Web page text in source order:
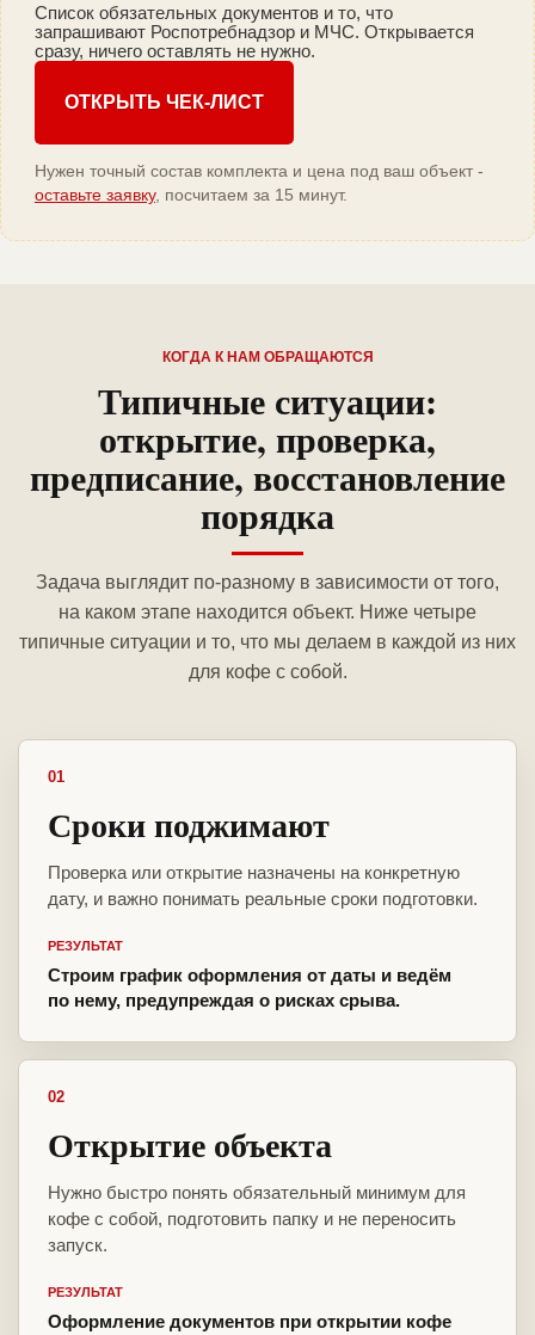
Список обязательных документов и то, что
запрашивают Роспотребнадзор и МЧС. Открывается
сразу, ничего оставлять не нужно.
ОТКРЫТЬ ЧЕК-ЛИСТ
Нужен точный состав комплекта и цена под ваш объект -
оставьте заявку, посчитаем за 15 минут.
КОГДА К НАМ ОБРАЩАЮТСЯ
Типичные ситуации:
открытие, проверка,
предписание, восстановление
порядка
Задача выглядит по-разному в зависимости от того,
на каком этапе находится объект. Ниже четыре
типичные ситуации и то, что мы делаем в каждой из них
для кофе с собой.
01
Сроки поджимают
Проверка или открытие назначены на конкретную
дату, и важно понимать реальные сроки подготовки.
РЕЗУЛЬТАТ
Строим график оформления от даты и ведём
по нему, предупреждая о рисках срыва.
02
Открытие объекта
Нужно быстро понять обязательный минимум для
кофе с собой, подготовить папку и не переносить
запуск.
РЕЗУЛЬТАТ
Оформление документов при открытии кофе